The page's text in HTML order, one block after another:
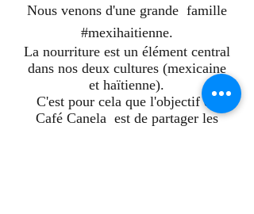
Nous venons d'une grande famille
#mexihaitienne.
La nourriture est un élément central
dans nos deux cultures (mexicaine
et haïtienne).
C'est pour cela que l'objectif de
Café Canela est de partager les